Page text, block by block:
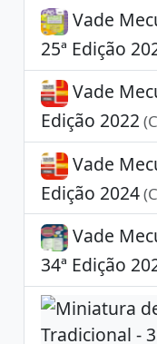
Vade
25ª Edição
Vade
Edição 2022
Vade
Edição 2024
Vade
34ª Edição